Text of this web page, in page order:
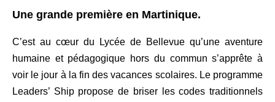
Une grande première en Martinique.
C’est au cœur du Lycée de Bellevue qu’une aventure
humaine et pédagogique hors du commun s’apprête à
voir le jour à la fin des vacances scolaires. Le programme
Leaders’ Ship propose de briser les codes traditionnels